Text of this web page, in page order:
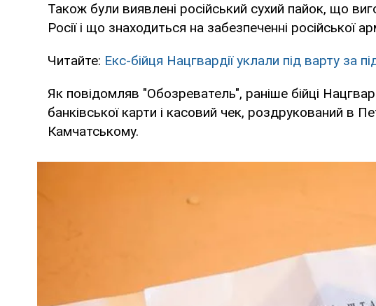
Також були виявлені російський сухий пайок, що
Росії і що знаходиться на забезпеченні російської
Читайте: Екс-бійця Нацгвардії уклали під варту за
Як повідомляв "Обозреватель", раніше бійці
банківської карти і касовий чек, роздрукований в
Камчатському.